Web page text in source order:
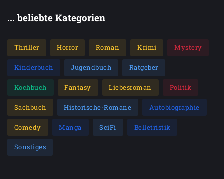
... beliebte Kategorien
Thriller Horror Roman Krimi Mystery
Kinderbuch Jugendbuch Ratgeber
Kochbuch Fantasy Liebesroman Politik
Sachbuch Historische-Romane Autobiographie
Comedy Manga SciFi Belletristik
Sonstiges